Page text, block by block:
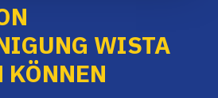
WISTA
KÖNNEN